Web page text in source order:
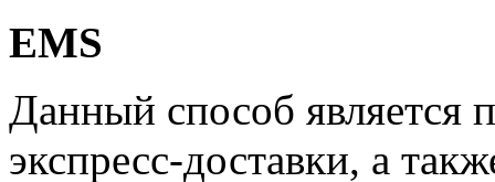
EMS
Данный способ является
экспресс-доставки, а